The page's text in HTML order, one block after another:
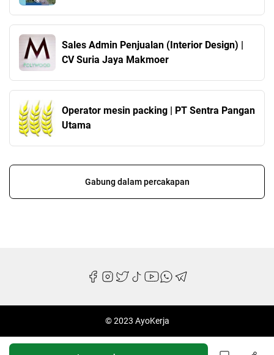
Sales Admin Penjualan (Interior Design) |
CV Suria Jaya Makmoer
Operator mesin packing | PT Sentra Pangan
Utama
Gabung dalam percakapan
© 2023 AyoKerja